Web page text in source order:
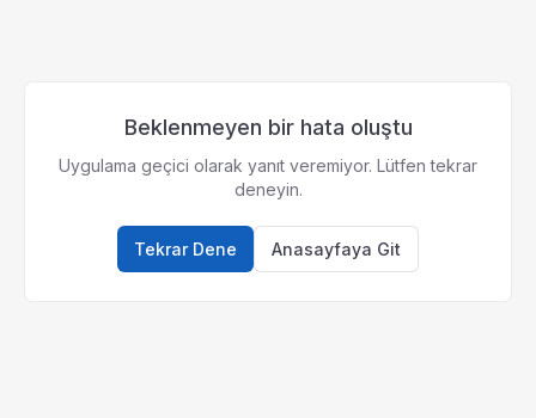
Beklenmeyen bir hata oluştu
Uygulama geçici olarak yanıt veremiyor. Lütfen tekrar
deneyin.
Tekrar Dene Anasayfaya Git